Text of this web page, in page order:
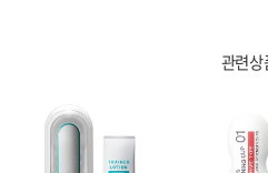
관련상